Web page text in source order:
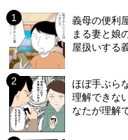
義母の便利
まる妻と娘
屋扱いする
ほぼ手ぶら
理解できな
なたが理解